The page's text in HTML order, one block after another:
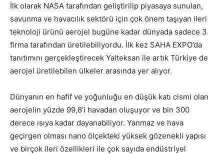
İlk olarak NASA tarafından geliştirilip piyasaya sunulan,
savunma ve havacılık sektörü için çok önem taşıyan ileri
teknoloji ürünü aerojel bugüne kadar dünyada sadece 3
firma tarafından üretilebiliyordu. İlk kez SAHA EXPO’da
tanıtımını gerçekleştirecek Yalteksan ile artık Türkiye de
aerojel üretilebilen ülkeler arasında yer alıyor.
Dünyanın en hafif ve yoğunluğu en düşük katı cismi olan
aerojelin yüzde 99,8’i havadan oluşuyor ve bin 300
derece ısıya kadar dayanabiliyor. Yanmaz ve hava
geçirgen olması nano ölçekteki yüksek gözenekli yapısı
ve birçok ileri özellikleri ile çok sayıda endüstriyel